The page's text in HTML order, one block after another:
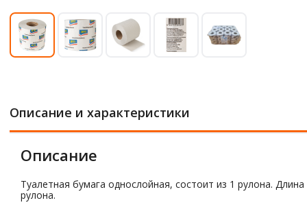
Описание и характеристики
Описание
Туалетная бумага однослойная, состоит из 1 рулона.
рулона.